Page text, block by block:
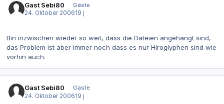
Gast Sebi80
Gäste
24. Oktober 200619 j
Bin inzwischen wieder so weit, dass die Dateien angehängt sind,
das Problem ist aber immer noch dass es nur Hiroglyphen sind wie
vorhin auch.
Gast Sebi80
Gäste
24. Oktober 200619 j